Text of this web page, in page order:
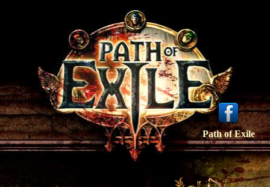
Path of Exile